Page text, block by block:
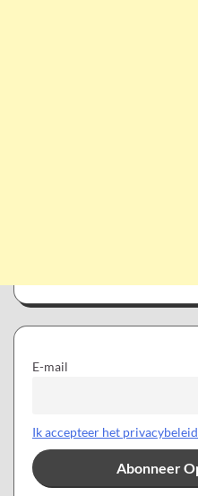
E-mail
Ik accepteer het privacybeleid